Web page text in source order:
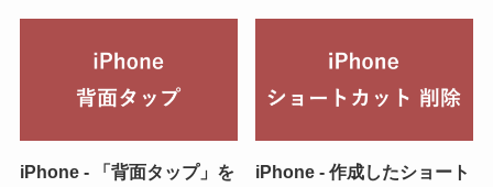
iPhone - 「背面タップ」を
iPhone - 作成したショート